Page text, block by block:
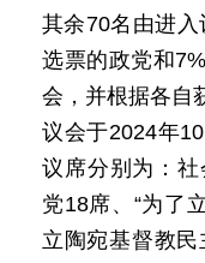
其余70名由进
选票的政党和
会，并根据各自
议会于2024年
议席分别为：
党18席、“为了
立陶宛基督教民